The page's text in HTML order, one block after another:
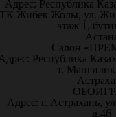
Адрес: Республика
Жибек Жолы, ул.
этаж 1,
Салон
Республика
т.
Адрес: г. Астрахань,
д.46